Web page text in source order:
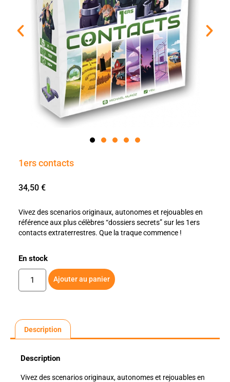
1ers contacts
34,50 €
Vivez des scenarios originaux, autonomes et rejouables en
référence aux plus célèbres “dossiers secrets” sur les 1ers
contacts extraterrestres. Que la traque commence !
En stock
Ajouter au panier
Description
Description
Vivez des scenarios originaux, autonomes et rejouables en